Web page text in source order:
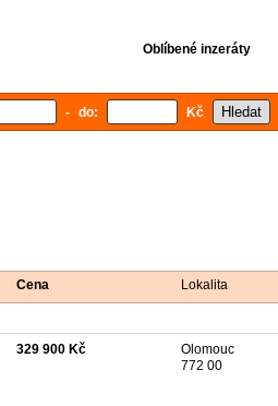
Oblíbené inzeráty
- do: Kč
Cena Lokalita
329 900 Kč
Olomouc
772 00